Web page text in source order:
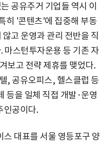
공유주거 기업들 역시 이
히 '콘텐츠'에 집중해 부동
고 운영과 관리 전반을 직
마스턴투자운용 등 기존 자
보고 전략 제휴를 맺었다.
, 공유오피스, 헬스클럽 등
등을 일체 직접 개발·운영
인공이다.
대표를 서울 영등포구 양